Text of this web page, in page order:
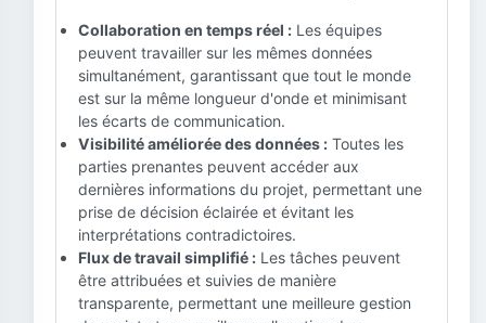
Collaboration en temps réel : Les équipes
peuvent travailler sur les mêmes données
simultanément, garantissant que tout le monde
est sur la même longueur d'onde et minimisant
les écarts de communication.
Visibilité améliorée des données : Toutes les
parties prenantes peuvent accéder aux
dernières informations du projet, permettant une
prise de décision éclairée et évitant les
interprétations contradictoires.
Flux de travail simplifié : Les tâches peuvent
être attribuées et suivies de manière
transparente, permettant une meilleure gestion